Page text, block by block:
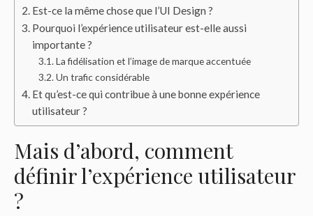
Est-ce la même chose que l’UI Design ?
Pourquoi l’expérience utilisateur est-elle aussi
importante ?
La fidélisation et l’image de marque accentuée
Un trafic considérable
Et qu’est-ce qui contribue à une bonne expérience
utilisateur ?
Mais d’abord, comment
définir l’expérience utilisateur
?